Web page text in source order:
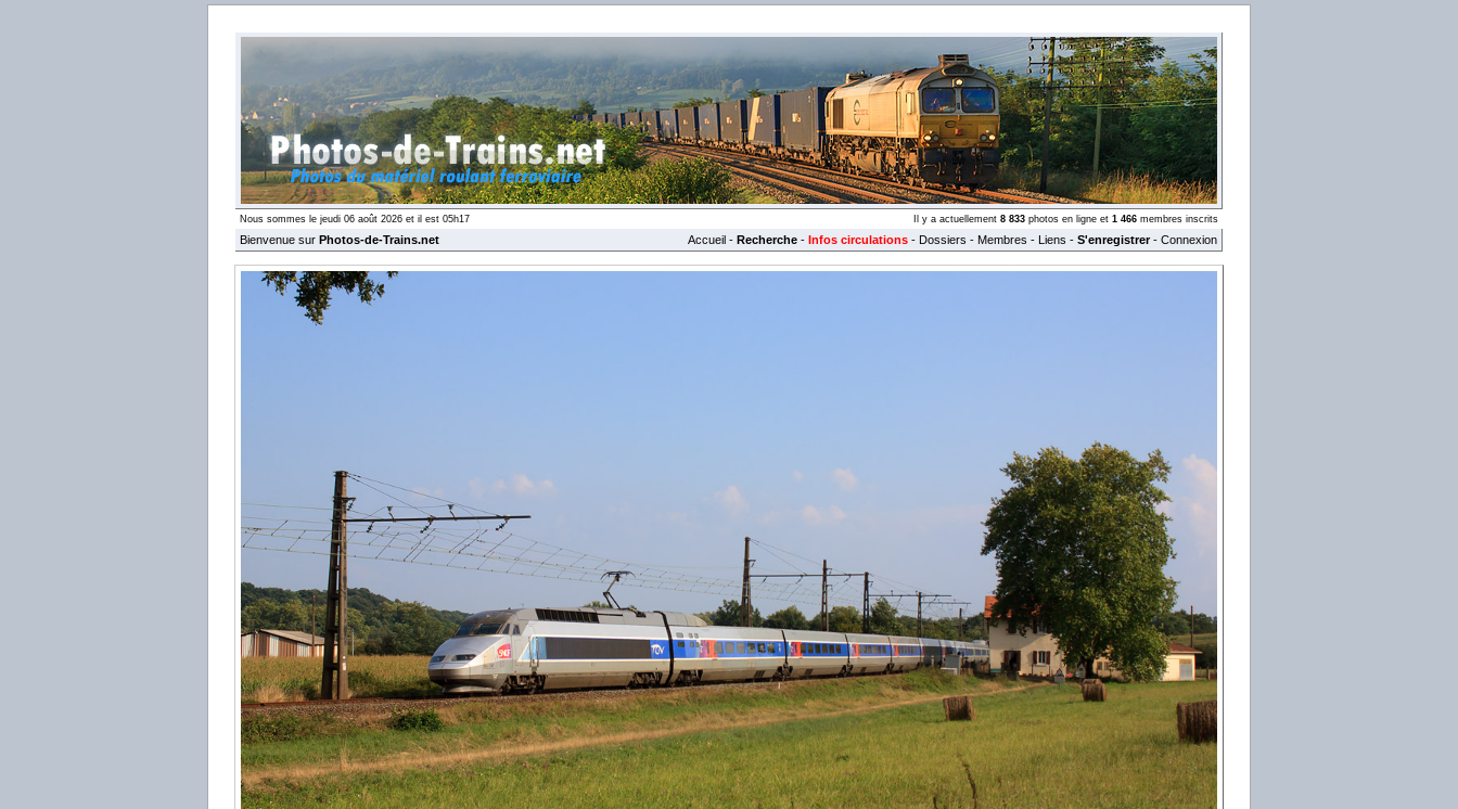
Nous sommes le jeudi 06 août 2026 et il est 05h17 Il y a actuellement 8 833 photos en ligne et 1 466 membres inscrits
Bienvenue sur Photos-de-Trains.net Accueil - Recherche - Infos circulations - Dossiers - Membres - Liens - S'enregistrer- Connexion